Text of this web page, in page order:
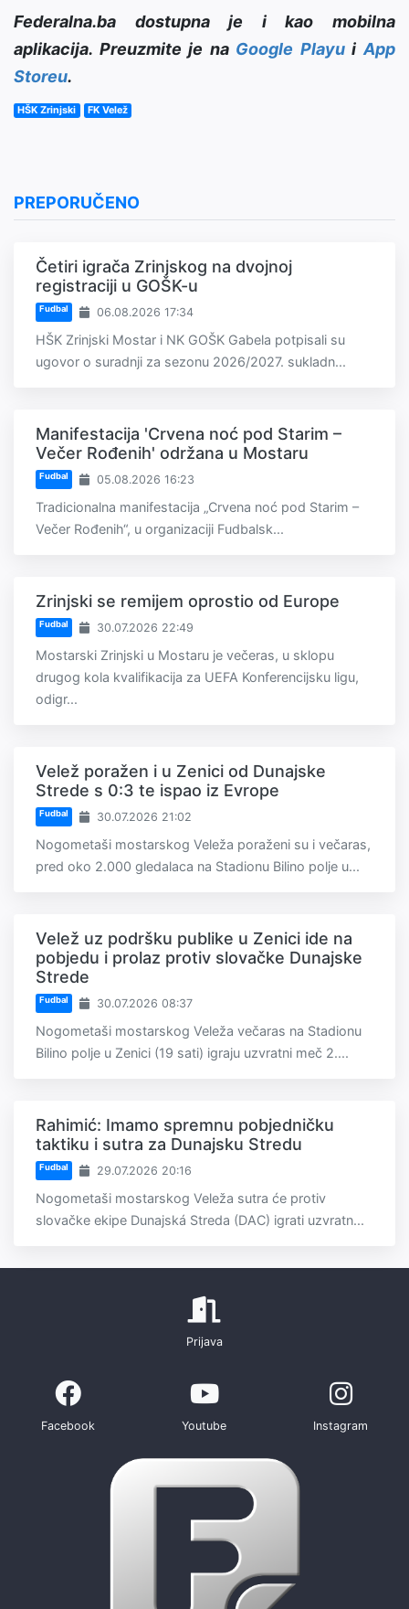
Federalna.ba dostupna je i kao mobilna
aplikacija. Preuzmite je na Google PlayuiApp
Storeu.
HŠK Zrinjski FK Velež
PREPORUČENO
Četiri igrača Zrinjskog na dvojnoj
registraciji u GOŠK-u
Fudbal 06.08.2026 17:34
HŠK Zrinjski Mostar i NK GOŠK Gabela potpisali su
ugovor o suradnji za sezonu 2026/2027. sukladn...
Manifestacija 'Crvena noć pod Starim –
Večer Rođenih' održana u Mostaru
Fudbal 05.08.2026 16:23
Tradicionalna manifestacija „Crvena noć pod Starim –
Večer Rođenih“, u organizaciji Fudbalsk...
Zrinjski se remijem oprostio od Europe
Fudbal 30.07.2026 22:49
Mostarski Zrinjski u Mostaru je večeras, u sklopu
drugog kola kvalifikacija za UEFA Konferencijsku ligu,
odigr...
Velež poražen i u Zenici od Dunajske
Strede s 0:3 te ispao iz Evrope
Fudbal 30.07.2026 21:02
Nogometaši mostarskog Veleža poraženi su i večaras,
pred oko 2.000 gledalaca na Stadionu Bilino polje u...
Velež uz podršku publike u Zenici ide na
pobjedu i prolaz protiv slovačke Dunajske
Strede
Fudbal 30.07.2026 08:37
Nogometaši mostarskog Veleža večaras na Stadionu
Bilino polje u Zenici (19 sati) igraju uzvratni meč 2....
Rahimić: Imamo spremnu pobjedničku
taktiku i sutra za Dunajsku Stredu
Fudbal 29.07.2026 20:16
Nogometaši mostarskog Veleža sutra će protiv
slovačke ekipe Dunajská Streda (DAC) igrati uzvratn...
Prijava
Facebook Youtube Instagram